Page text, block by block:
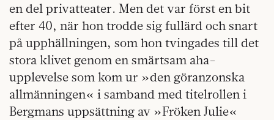
en del privatteater. Men det var först en bit
efter 40, när hon trodde sig fullärd och snart
på upphällningen, som hon tvingades till det
stora klivet genom en smärtsam aha-
upplevelse som kom ur »den göranzonska
allmänningen« i samband med titelrollen i
Bergmans uppsättning av »Fröken Julie«